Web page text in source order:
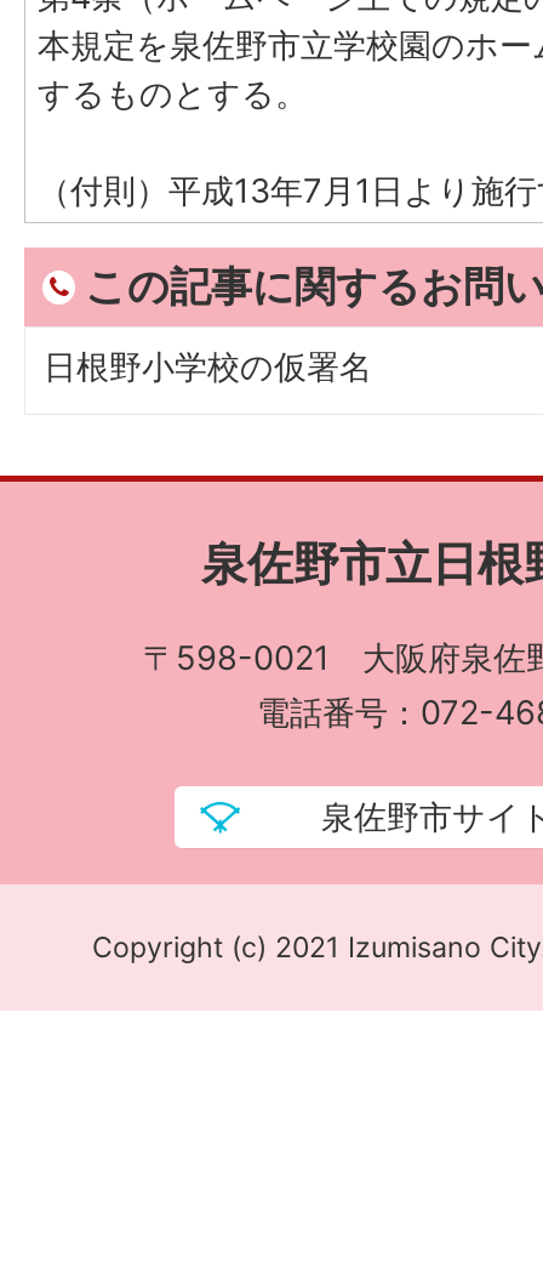
本規定を泉佐野市立学校園のホ
するものとする。
（付則）平成13年7月1日より施
この記事に関するお問
日根野小学校の仮署名
泉佐野市立日根
〒598-0021 大阪府泉佐
電話番号：072-
泉佐野市サイ
Copyright (c) 2021 Izumisano